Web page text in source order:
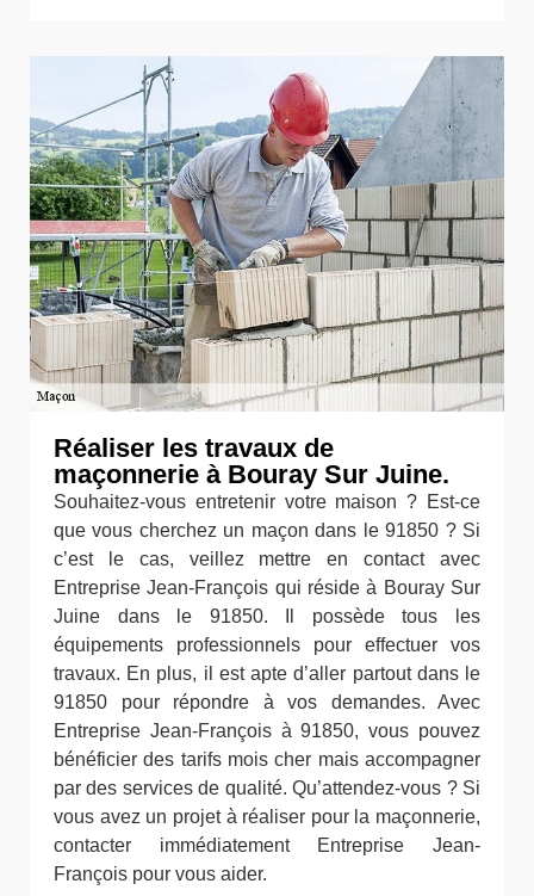
Réaliser les travaux de
maçonnerie à Bouray Sur Juine.
Souhaitez-vous entretenir votre maison ? Est-ce
que vous cherchez un maçon dans le 91850 ? Si
c’est le cas, veillez mettre en contact avec
Entreprise Jean-François qui réside à Bouray Sur
Juine dans le 91850. Il possède tous les
équipements professionnels pour effectuer vos
travaux. En plus, il est apte d’aller partout dans le
91850 pour répondre à vos demandes. Avec
Entreprise Jean-François à 91850, vous pouvez
bénéficier des tarifs mois cher mais accompagner
par des services de qualité. Qu’attendez-vous ? Si
vous avez un projet à réaliser pour la maçonnerie,
contacter immédiatement Entreprise Jean-
François pour vous aider.